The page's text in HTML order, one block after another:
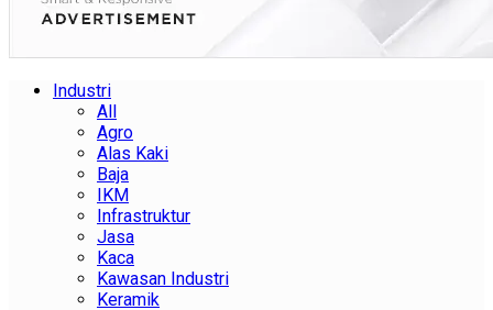
Industri
All
Agro
Alas Kaki
Baja
IKM
Infrastruktur
Jasa
Kaca
Kawasan Industri
Keramik